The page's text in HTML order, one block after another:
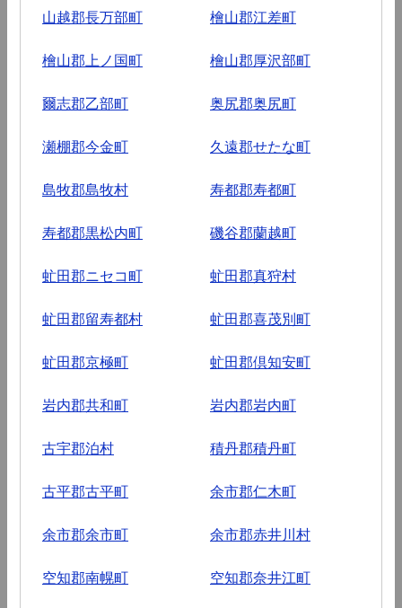
山越郡長万部町 檜山郡江差町
檜山郡上ノ国町 檜山郡厚沢部町
爾志郡乙部町 奥尻郡奥尻町
瀬棚郡今金町 久遠郡せたな町
島牧郡島牧村 寿都郡寿都町
寿都郡黒松内町 磯谷郡蘭越町
虻田郡ニセコ町 虻田郡真狩村
虻田郡留寿都村 虻田郡喜茂別町
虻田郡京極町 虻田郡倶知安町
岩内郡共和町 岩内郡岩内町
古宇郡泊村 積丹郡積丹町
古平郡古平町 余市郡仁木町
余市郡余市町 余市郡赤井川村
空知郡南幌町 空知郡奈井江町